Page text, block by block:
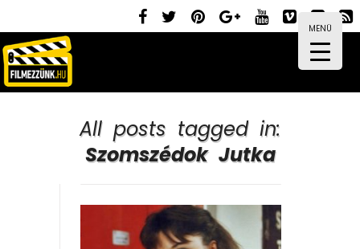
MENÜ
All posts tagged in:
Szomszédok Jutka